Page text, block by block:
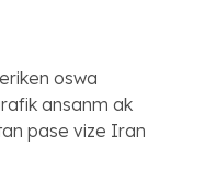
oswa
ansanm ak
pase vize Iran